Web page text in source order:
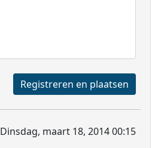
Registreren en plaatsen
Dinsdag, maart 18, 2014 00:15